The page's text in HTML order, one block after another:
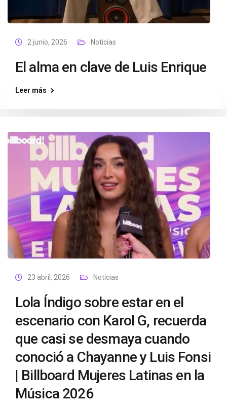
2 junio, 2026 Noticias
El alma en clave de Luis Enrique
Leer más
23 abril, 2026 Noticias
Lola Índigo sobre estar en el
escenario con Karol G, recuerda
que casi se desmaya cuando
conoció a Chayanne y Luis Fonsi
| Billboard Mujeres Latinas en la
Música 2026